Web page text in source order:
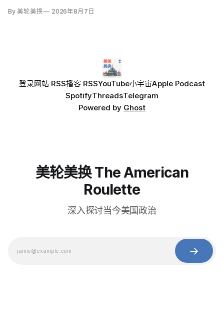
By 美轮美换 2026年8月7日
登录网站 RSS播客 RSSYouTube小宇宙Apple Podcast
SpotifyThreadsTelegram
Powered by Ghost
美轮美换 The American
Roulette
深入探讨当今美国政治